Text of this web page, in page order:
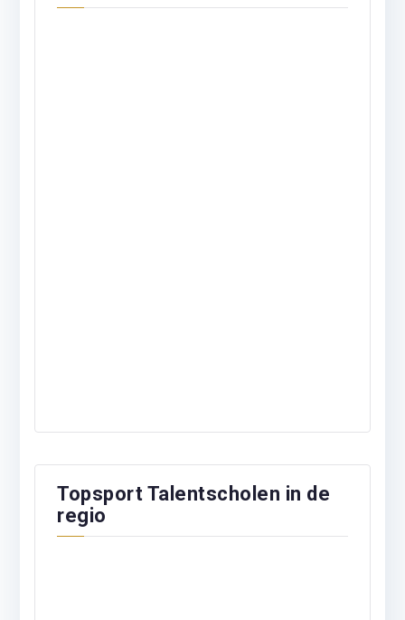
Topsport Talentscholen in de
regio